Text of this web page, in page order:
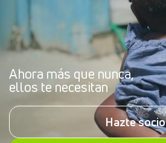
Ahora más que nunca,
ellos te necesitan
Hazte socio